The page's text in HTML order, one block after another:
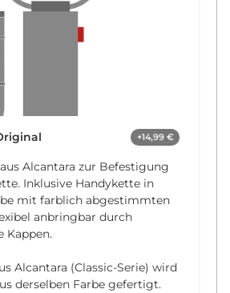
+14,99 €
Alcantara zur Befestigung
Inklusive Handykette in
mit farblich abgestimmten
anbringbar durch
Kappen.
Alcantara (Classic-Serie) wird
derselben Farbe gefertigt.